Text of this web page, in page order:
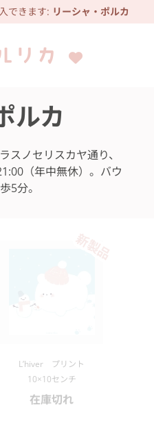
できます: リーシャ・ポルカ
リカ
ルカ
スノセリスカヤ通り、
（年中無休）。バウ
5分。
L’hiver プリント
10×10センチ
在庫切れ